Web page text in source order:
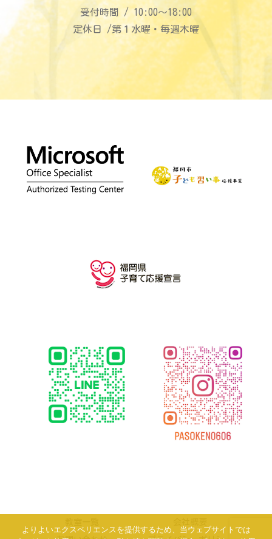
受付時間 / 10:00〜18:00
定休日 /第１水曜・毎週木曜
よりよいエクスペリエンスを提供するため、当ウェブサイトでは